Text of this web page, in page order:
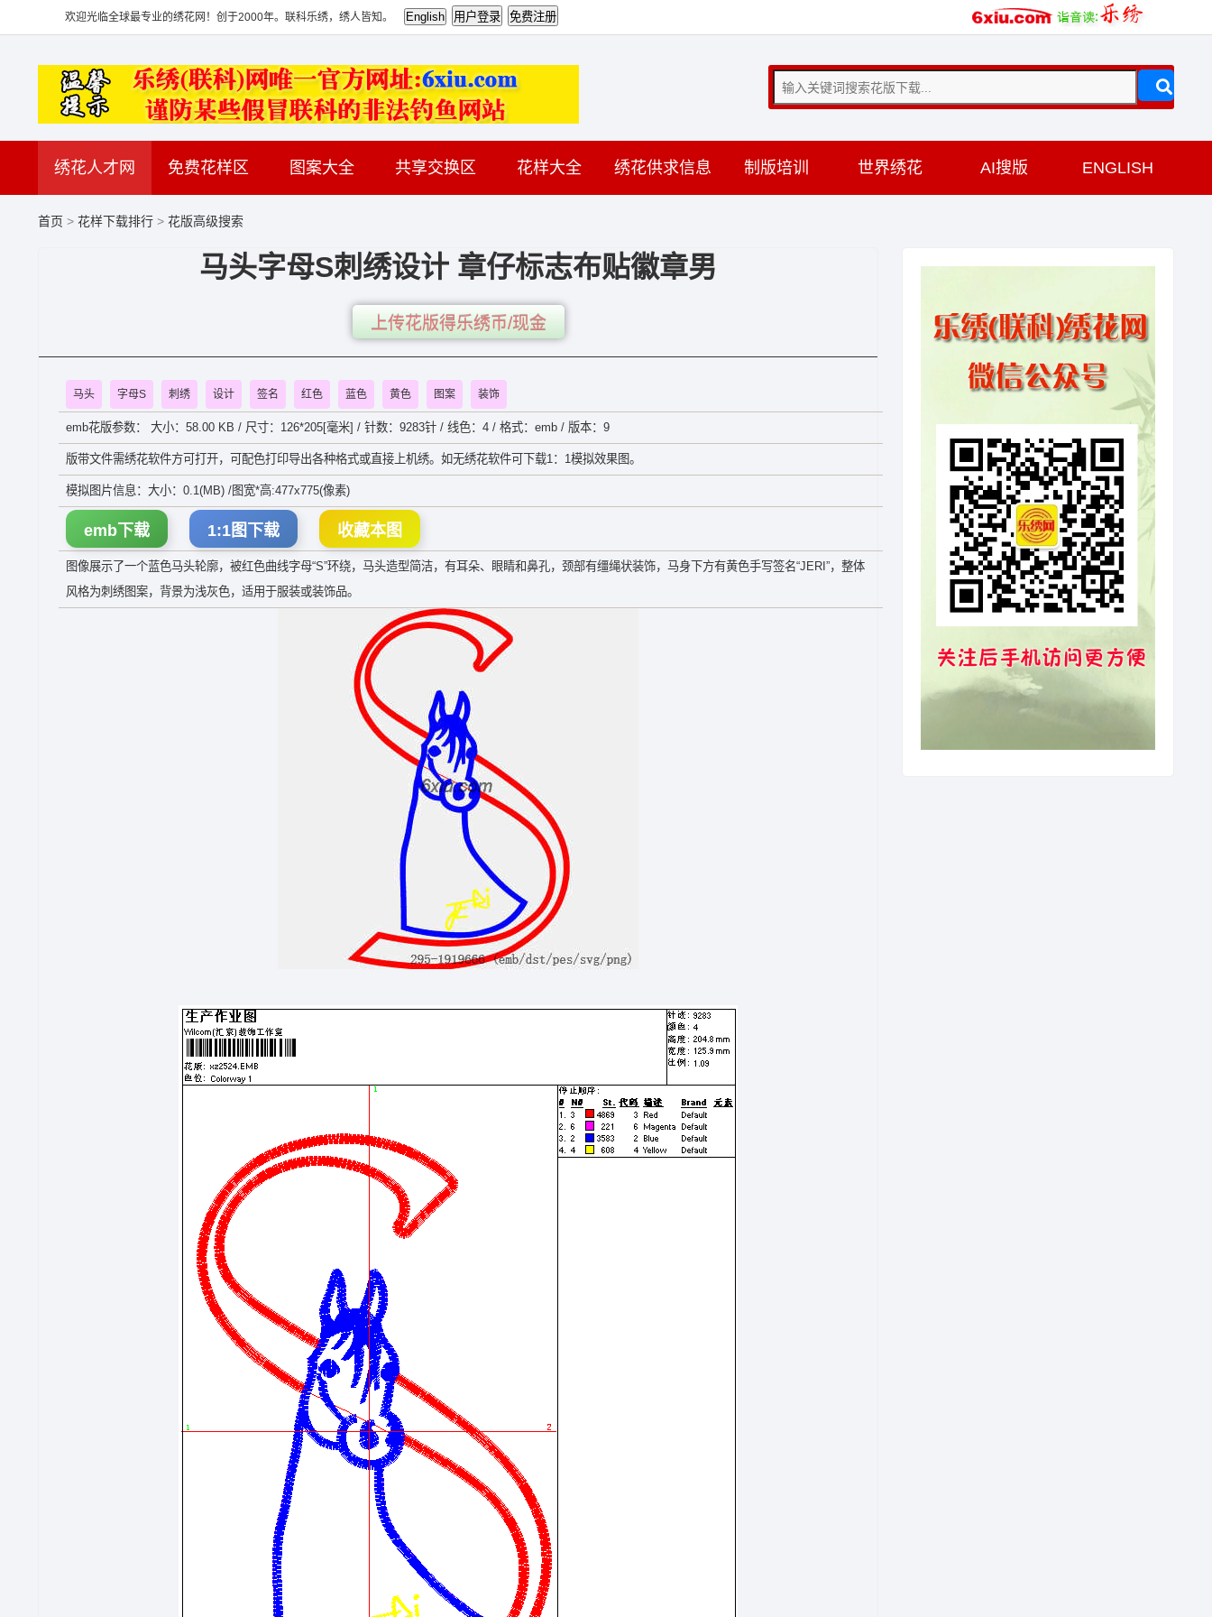
欢迎光临全球最专业的绣花网！创于2000年。联科乐绣，绣人皆知。
绣花人才网 免费花样区 图案大全 共享交换区 花样大全 绣花供求信息 制版培训 世界绣花 AI搜版 ENGLISH
首页 > 花样下载排行 > 花版高级搜索
马头字母S刺绣设计 章仔标志布贴徽章男
上传花版得乐绣币/现金
马头 字母S 刺绣 设计 签名 红色 蓝色 黄色 图案 装饰
emb花版参数： 大小：58.00 KB / 尺寸：126*205[毫米] / 针数：9283针 / 线色：4 / 格式：emb / 版本：9
版带文件需绣花软件方可打开，可配色打印导出各种格式或直接上机绣。如无绣花软件可下载1：1模拟效果图。
模拟图片信息：大小：0.1(MB) /图宽*高:477x775(像素)
emb下载 1:1图下载 收藏本图
图像展示了一个蓝色马头轮廓，被红色曲线字母“S”环绕，马头造型简洁，有耳朵、眼睛和鼻孔，颈部有缰绳状装饰，马身下方有黄色手写签名“JERI”，整体
风格为刺绣图案，背景为浅灰色，适用于服装或装饰品。